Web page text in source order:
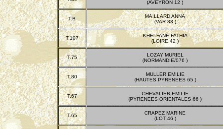
(AVEYRON 12 )
T.B
MAILLARD ANNA
(VAR 83 )
T.107
KHELFANE FATHIA
(LOIRE 42 )
T.75
LOZAY MURIEL
(NORMANDIE/076 )
T.80
MULLER EMILIE
(HAUTES PYRENEES 65 )
T.67
CHEVALIER EMILIE
(PYRENEES ORIENTALES 66 )
T.65
CRAPEZ MARINE
(LOT 46 )